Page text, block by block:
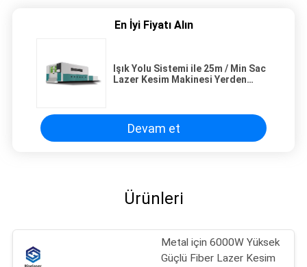
En İyi Fiyatı Alın
Işık Yolu Sistemi ile 25m / Min Sac
Lazer Kesim Makinesi Yerden
Devam et
Ürünleri
Metal için 6000W Yüksek
Güçlü Fiber Lazer Kesim